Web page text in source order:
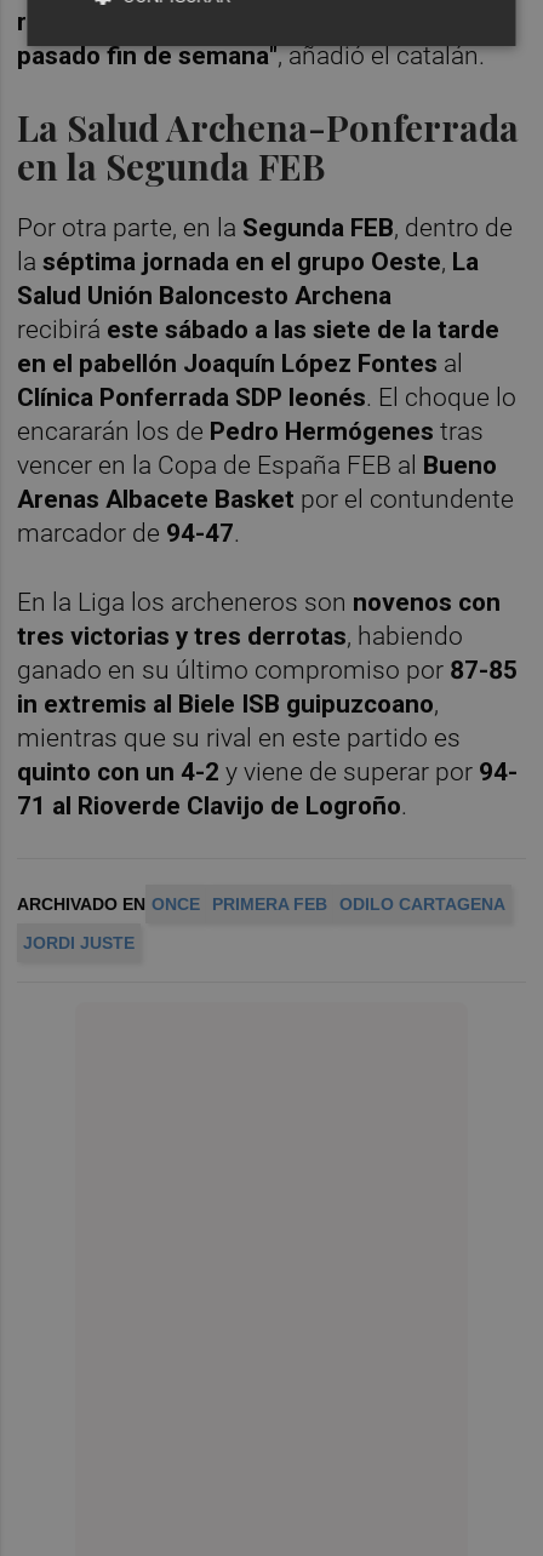
rival, como hizo el Betis en esa pista el
pasado fin de semana", añadió el catalán.
La Salud Archena-Ponferrada
en la Segunda FEB
Por otra parte, en la Segunda FEB, dentro de
laséptima jornada en el grupo Oeste, La
Salud Unión Baloncesto Archena
recibirá este sábado a las siete de la tarde
en el pabellón Joaquín López Fontes al
Clínica Ponferrada SDP leonés. El choque lo
encararán los de Pedro Hermógenes tras
vencer en la Copa de España FEB al Bueno
Arenas Albacete Basket por el contundente
marcador de 94-47.
En la Liga los archeneros son novenos con
tres victorias y tres derrotas, habiendo
ganado en su último compromiso por 87-85
in extremis al Biele ISB guipuzcoano,
mientras que su rival en este partido es
quinto con un 4-2 y viene de superar por 94-
71 al Rioverde Clavijo de Logroño.
ARCHIVADO EN ONCE PRIMERA FEB
ODILO CARTAGENA
JORDI JUSTE